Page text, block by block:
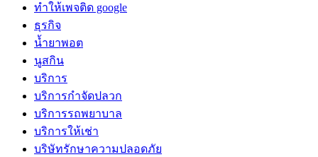
ทําให้เพจติด google
ธุรกิจ
น้ำยาพอต
นูสกิน
บริการ
บริการกำจัดปลวก
บริการรถพยาบาล
บริการให้เช่า
บริษัทรักษาความปลอดภัย